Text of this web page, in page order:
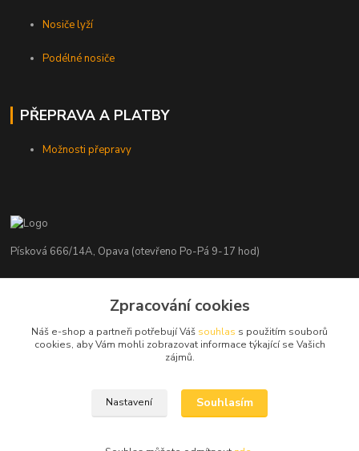
Nosiče lyží
Podélné nosiče
PŘEPRAVA A PLATBY
Možnosti přepravy
Písková 666/14A, Opava (otevřeno Po-Pá 9-17 hod)
+420 776 839 986
info@nosice.com
Zpracování cookies
Náš e-shop a partneři potřebují Váš souhlas s použitím souborů
cookies, aby Vám mohli zobrazovat informace týkající se Vašich
zájmů.
Nastavení Souhlasím